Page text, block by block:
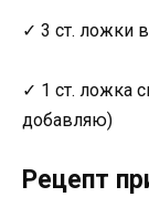
✓ 3 ст. ложки
✓ 1 ст. ложка
добавляю)
Рецепт